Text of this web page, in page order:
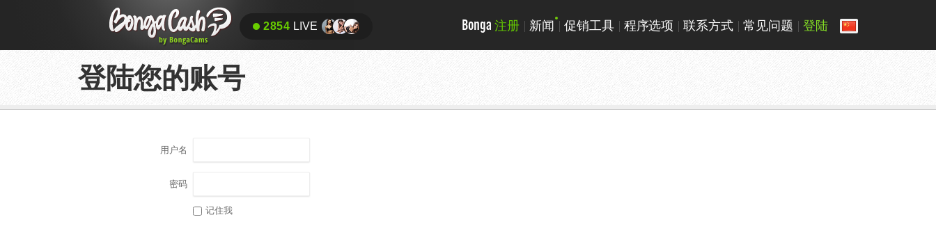
2854 LIVE Bonga 注册 新闻 促销工具 程序选项 联系方式 常见问题 登陆
登陆您的账号
用户名
密码
记住我